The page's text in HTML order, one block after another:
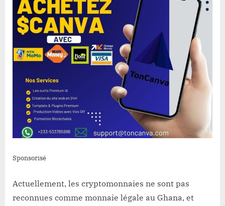
Sponsorisé
Actuellement, les cryptomonnaies ne sont pas
reconnues comme monnaie légale au Ghana, et